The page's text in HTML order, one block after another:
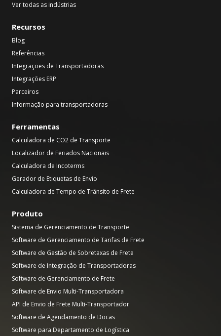
Ver todas as indústrias
Recursos
Blog
Referências
Integrações de Transportadoras
Integrações ERP
Parceiros
Informação para transportadoras
Ferramentas
Calculadora de CO2 de Transporte
Localizador de Feriados Nacionais
Calculadora de Incoterms
Gerador de Etiquetas de Envio
Calculadora de Tempo de Trânsito de Frete
Produto
Sistema de Gerenciamento de Transporte
Software de Gerenciamento de Tarifas de Frete
Software de Gestão de Sobretaxas de Frete
Software de Integração de Transportadoras
Software de Gerenciamento de Frete
Software de Envio Multi-Transportadora
API de Envio de Frete Multi-Transportador
Software de Agendamento de Docas
Software para Departamento de Logística